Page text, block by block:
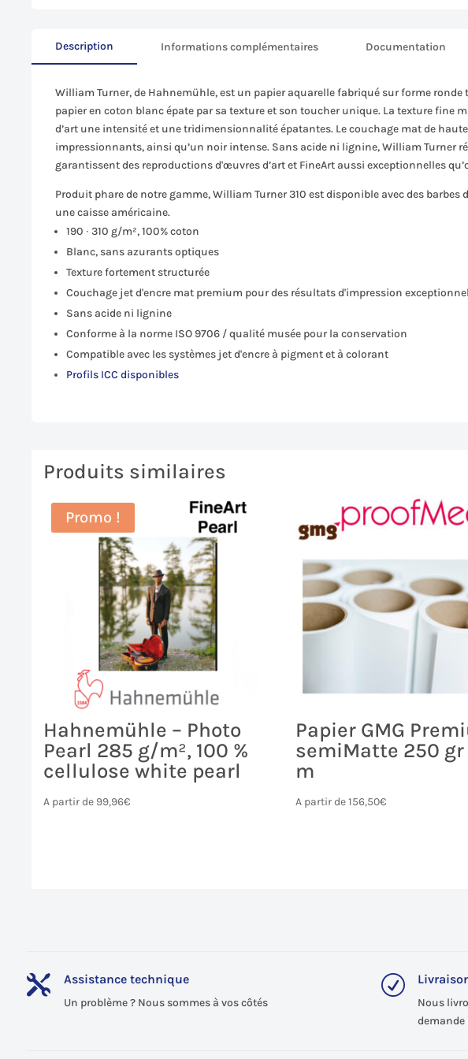
Description Informations complémentaires Documentation
William Turner, de Hahnemühle, est un papier aquarelle fabriqué sur forme
papier en coton blanc épate par sa texture et son toucher unique. La texture fine
d’art une intensité et une tridimensionnalité épatantes. Le couchage mat de
impressionnants, ainsi qu’un noir intense. Sans acide ni lignine, William Turner
garantissent des reproductions d'œuvres d’art et FineArt aussi exceptionnelles
Produit phare de notre gamme, William Turner 310 est disponible avec des
une caisse américaine.
190 ∙ 310 g/m², 100% coton
Blanc, sans azurants optiques
Texture fortement structurée
Couchage jet d'encre mat premium pour des résultats d'impression
Sans acide ni lignine
Conforme à la norme ISO 9706 / qualité musée pour la conservation
Compatible avec les systèmes jet d'encre à pigment et à colorant
Profils ICC disponibles
Produits similaires
Promo !
Hahnemühle – Photo
Pearl 285 g/m², 100 %
cellulose white pearl
A partir de 99,96€
Papier GMG
semiMatte 250 gr
m
A partir de156,50€
 Assistance technique
Un problème ? Nous sommes à vos côtés
R
Nous